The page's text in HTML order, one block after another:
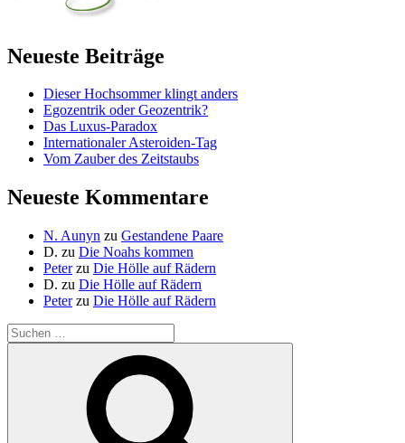
Neueste Beiträge
Dieser Hochsommer klingt anders
Egozentrik oder Geozentrik?
Das Luxus-Paradox
Internationaler Asteroiden-Tag
Vom Zauber des Zeitstaubs
Neueste Kommentare
N. Aunyn zu Gestandene Paare
D. zu Die Noahs kommen
Peterzu Die Hölle auf Rädern
D. zu Die Hölle auf Rädern
Peterzu Die Hölle auf Rädern
Suche
nach: